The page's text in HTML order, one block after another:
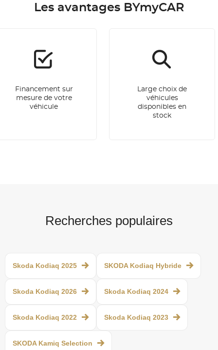
Les avantages BYmyCAR
Financement sur
mesure de votre
véhicule
Large choix de
véhicules
disponibles en
stock
Recherches populaires
Skoda Kodiaq 2025 SKODA Kodiaq Hybride
Skoda Kodiaq 2026 Skoda Kodiaq 2024
Skoda Kodiaq 2022 Skoda Kodiaq 2023
SKODA Kamiq Selection